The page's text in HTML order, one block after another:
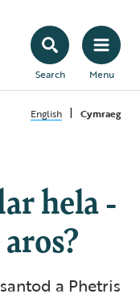
Search Menu
English | Cymraeg
hela -
a Phetris